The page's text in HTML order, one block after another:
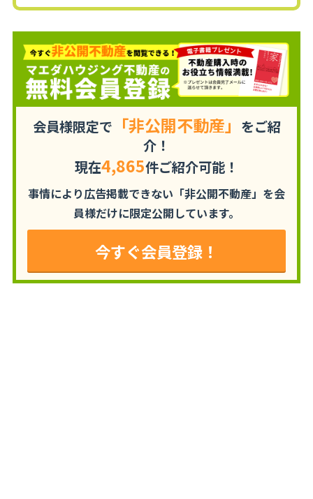
会員様限定で 「非公開不動産」 をご紹
介！
現在4,865件ご紹介可能！
事情により広告掲載できない「非公開不動産」を会
員様だけに限定公開しています。
今すぐ会員登録！